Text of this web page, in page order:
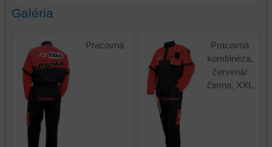
Galéria
Pracovná
Pracovná
kombinéza,
červená/
čierna, XXL